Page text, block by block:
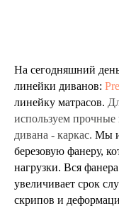
На сегодняшний
линейки диванов:
линейку матрасов.
используем
дивана - каркас. Мы
березовую фанеру,
нагрузки. Вся
увеличивает срок
скрипов и